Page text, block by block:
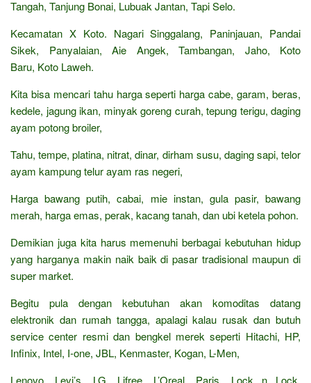
Tangah, Tanjung Bonai, Lubuak Jantan, Tapi Selo.
Kecamatan X Koto. Nagari Singgalang, Paninjauan, Pandai
Sikek, Panyalaian, Aie Angek, Tambangan, Jaho, Koto
Baru, Koto Laweh.
Kita bisa mencari tahu harga seperti harga cabe, garam, beras,
kedele, jagung ikan, minyak goreng curah, tepung terigu, daging
ayam potong broiler,
Tahu, tempe, platina, nitrat, dinar, dirham susu, daging sapi, telor
ayam kampung telur ayam ras negeri,
Harga bawang putih, cabai, mie instan, gula pasir, bawang
merah, harga emas, perak, kacang tanah, dan ubi ketela pohon.
Demikian juga kita harus memenuhi berbagai kebutuhan hidup
yang harganya makin naik baik di pasar tradisional maupun di
super market.
Begitu pula dengan kebutuhan akan komoditas datang
elektronik dan rumah tangga, apalagi kalau rusak dan butuh
service center resmi dan bengkel merek seperti Hitachi, HP,
Infinix, Intel, I-one, JBL, Kenmaster, Kogan, L-Men,
Lenovo, Levi’s, LG, Lifree, L’Oreal, Paris, Lock n Lock,